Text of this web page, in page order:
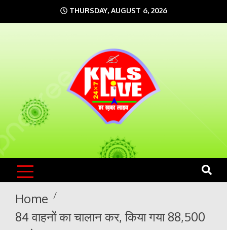
to
THURSDAY, AUGUST 6, 2026
KNLS LIVE
India`s No.1 News Portal
Home
84 वाहनों का चालान कर, किया गया 88,500